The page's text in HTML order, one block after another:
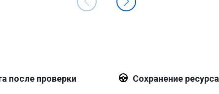
после проверки Сохранение ресурса